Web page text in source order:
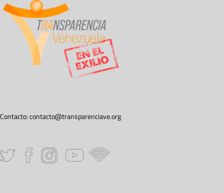
Contacto:contacto@transparenciave.org